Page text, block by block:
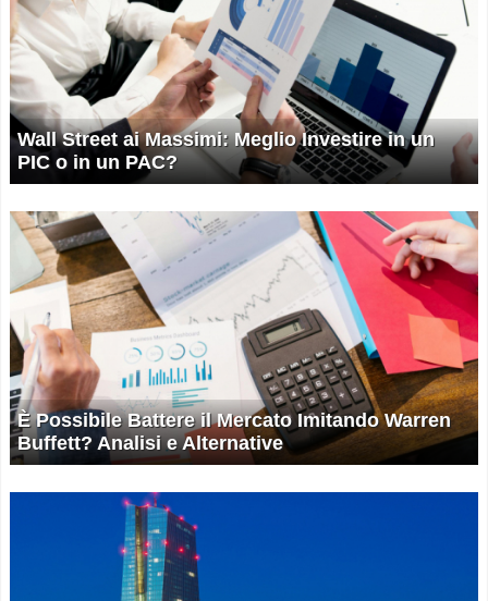
Wall Street ai Massimi: Meglio Investire in un
PIC o in un PAC?
È Possibile Battere il Mercato Imitando Warren
Buffett? Analisi e Alternative